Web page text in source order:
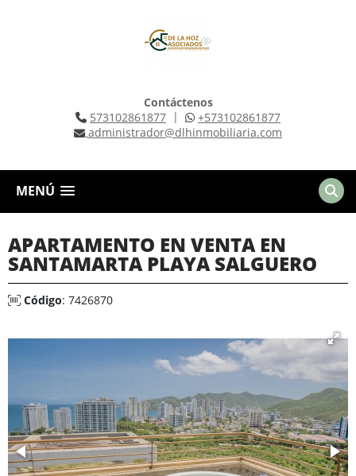
Contáctenos
573102861877 |
+573102861877
administrador@dlhinmobiliaria.com
MENÚ
APARTAMENTO EN VENTA EN
SANTAMARTA PLAYA SALGUERO
Código: 7426870